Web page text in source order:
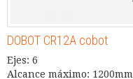
DOBOT CR12A cobot
Ejes: 6
Alcance máximo: 1200mm